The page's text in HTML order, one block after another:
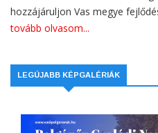
hozzájáruljon Vas megye
tovább olvasom...
LEGÚJABB KÉPGALÉRIÁK